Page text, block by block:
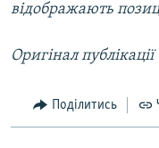
відображають
Оригінал публікації
Поділитись